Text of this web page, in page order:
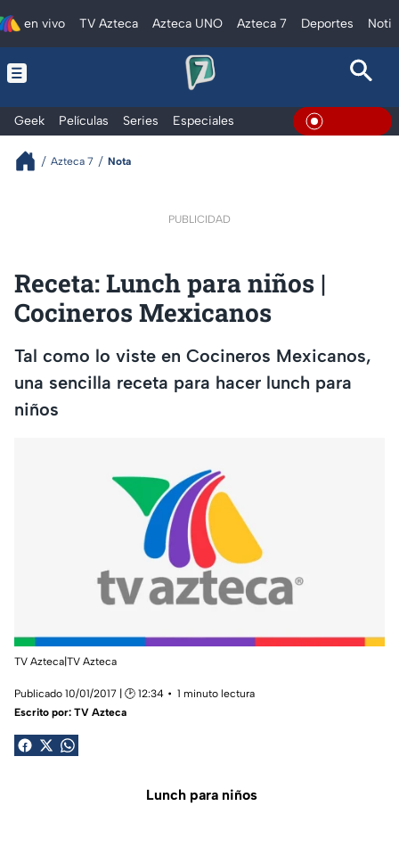
en vivo TV Azteca Azteca UNO Azteca 7 Deportes
Geek Películas Series Especiales En Vivo
Azteca 7 Nota
PUBLICIDAD
Receta: Lunch para niños |
Cocineros Mexicanos
Tal como lo viste en Cocineros Mexicanos,
una sencilla receta para hacer lunch para
niños
TV Azteca|TV Azteca
Publicado 10/01/2017 | 🕑 12:34
1 minuto lectura
Escrito por: TV Azteca
Lunch para niños